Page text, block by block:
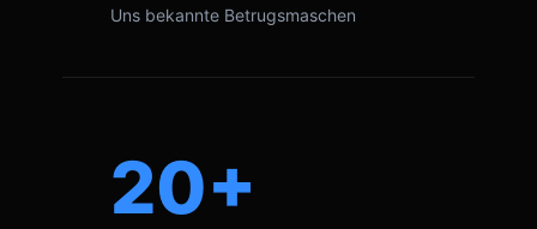
Uns bekannte Betrugsmaschen
20+